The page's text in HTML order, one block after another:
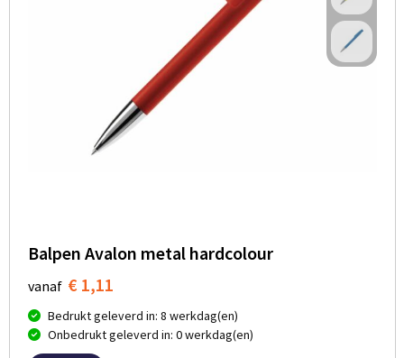
Balpen Avalon metal hardcolour
vanaf € 1,11
Bedrukt geleverd in: 8 werkdag(en)
Onbedrukt geleverd in: 0 werkdag(en)